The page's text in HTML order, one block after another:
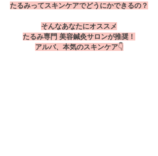
たるみってスキンケアでどうにかできるの？
そんなあなたにオススメ
たるみ専門 美容鍼灸サロンが推奨！
アルバ、本気のスキンケア👇